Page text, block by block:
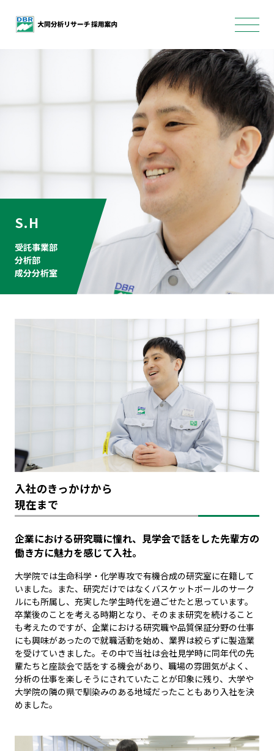
S.H
受託事業部
分析部
成分分析室
⼊社のきっかけから
現在まで
企業における研究職に憧れ、見学会で話をした先輩方の
働き方に魅力を感じて入社。
大学院では生命科学・化学専攻で有機合成の研究室に在籍して
いました。また、研究だけではなくバスケットボールのサーク
ルにも所属し、充実した学生時代を過ごせたと思っています。
卒業後のことを考える時期となり、そのまま研究を続けること
も考えたのですが、企業における研究職や品質保証分野の仕事
にも興味があったので就職活動を始め、業界は絞らずに製造業
を受けていきました。その中で当社は会社見学時に同年代の先
輩たちと座談会で話をする機会があり、職場の雰囲気がよく、
分析の仕事を楽しそうにされていたことが印象に残り、大学や
大学院の隣の県で馴染みのある地域だったこともあり入社を決
めました。